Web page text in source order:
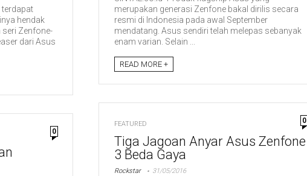
merupakan generasi Zenfone bakal dirilis secara
resmi di Indonesia pada awal September
mendatang. Asus sendiri telah melepas sebanyak
enam varian. Selain ...
READ MORE +
terdapat
hendak
Zenfone-
dari Asus
FEATURED 0
Tiga Jagoan Anyar Asus Zenfone
3 Beda Gaya
Rockstar 31/05/2016
0